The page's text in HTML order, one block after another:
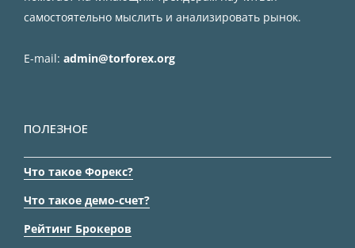
самостоятельно мыслить и анализировать рынок.
E-mail: admin@torforex.org
ПОЛЕЗНОЕ
Что такое Форекс?
Что такое демо-счет?
Рейтинг Брокеров